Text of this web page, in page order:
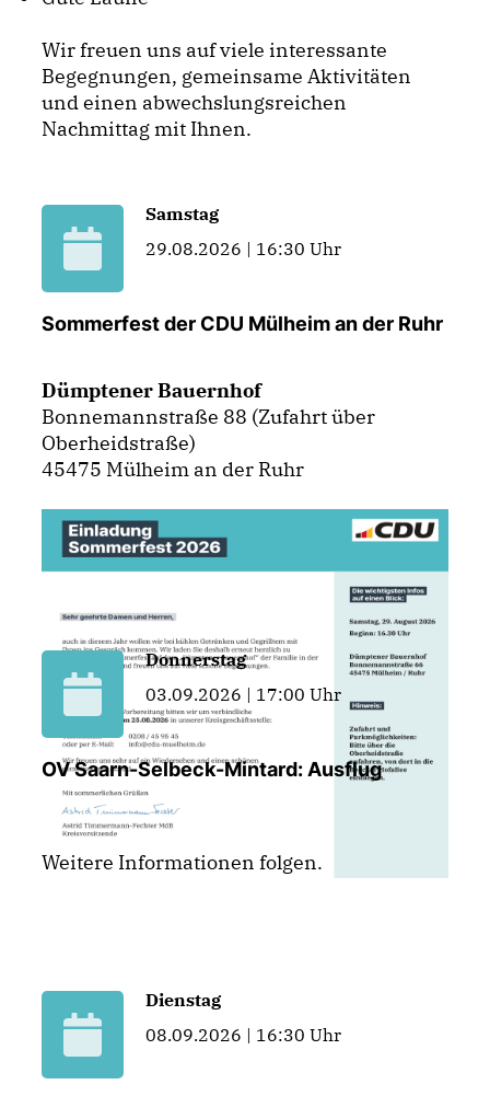
Wir freuen uns auf viele interessante
Begegnungen, gemeinsame Aktivitäten
und einen abwechslungsreichen
Nachmittag mit Ihnen.
Samstag
29.08.2026 | 16:30 Uhr
Sommerfest der CDU Mülheim an der Ruhr
Dümptener Bauernhof
Bonnemannstraße 88 (Zufahrt über
Oberheidstraße)
45475 Mülheim an der Ruhr
Donnerstag
03.09.2026 | 17:00 Uhr
OV Saarn-Selbeck-Mintard: Ausflug
Weitere Informationen folgen.
Dienstag
08.09.2026 | 16:30 Uhr